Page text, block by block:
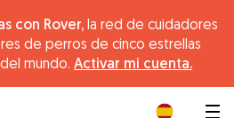
con Rover, la red de cuidadores
de perros de cinco estrellas
mundo. Activar mi cuenta.